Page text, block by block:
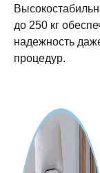
до 250 кг
надежность
процедур.